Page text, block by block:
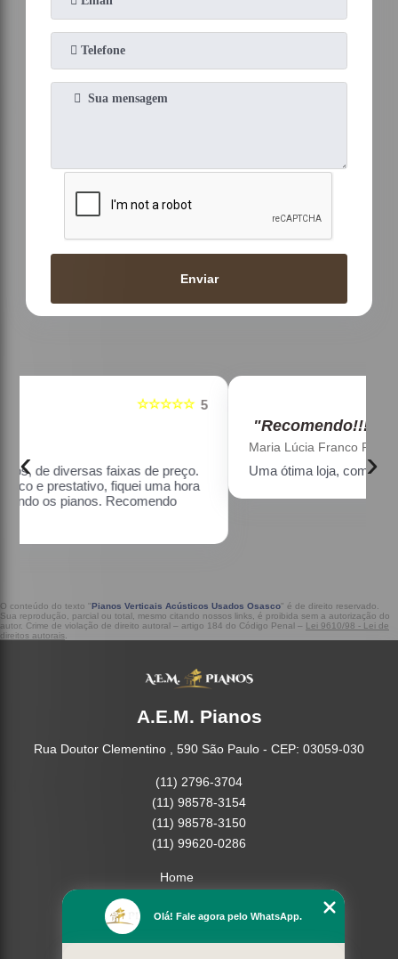
Enviar
Uma ótima loja, com pianos bons, amei.
‹ ›
O conteúdo do texto "Pianos Verticais Acústicos Usados Osasco" é de direito reservado.
Sua reprodução, parcial ou total, mesmo citando nossos links, é proibida sem a autorização do
autor. Crime de violação de direito autoral – artigo 184 do Código Penal – Lei 9610/98 - Lei de
direitos autorais
A.E.M. Pianos
Rua Doutor Clementino , 590 São Paulo - CEP: 03059-030
(11) 2796-3704
(11) 98578-3154
(11) 98578-3150
(11) 99620-0286
Home
Missão
Olá! Fale agora pelo WhatsApp.